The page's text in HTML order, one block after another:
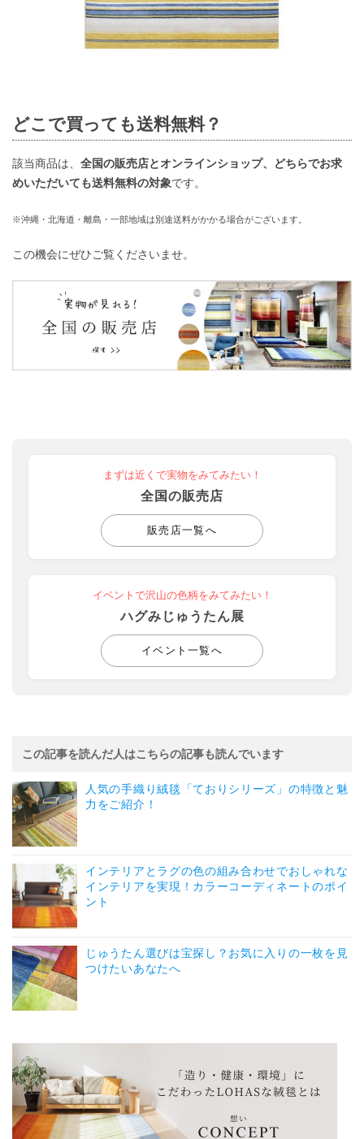
どこで買っても送料無料？
該当商品は、 全国の販売店とオンラインショップ、どちらでお求
めいただいても送料無料の対象です。
※沖縄・北海道・離島・一部地域は別途送料がかかる場合がございます。
この機会にぜひご覧くださいませ。
まずは近くで実物をみてみたい！
全国の販売店
販売店一覧へ
イベントで沢山の色柄をみてみたい！
ハグみじゅうたん展
イベント一覧へ
この記事を読んだ人はこちらの記事も読んでいます
人気の手織り絨毯「ておりシリーズ」の特徴と魅
力をご紹介！
インテリアとラグの色の組み合わせでおしゃれな
インテリアを実現！カラーコーディネートのポイ
ント
じゅうたん選びは宝探し？お気に入りの一枚を見
つけたいあなたへ